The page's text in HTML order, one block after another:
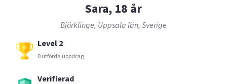
Sara, 18 år
Björklinge, Uppsala län, Sverige
Level 2
0 utförda uppdrag
Verifierad